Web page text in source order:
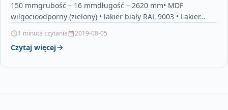
150 mmgrubość – 16 mmdługość – 2620 mm• MDF
wilgocioodporny (zielony) • lakier biały RAL 9003 • Lakier…
1 minuta czytania 2019-08-05
Czytaj więcej